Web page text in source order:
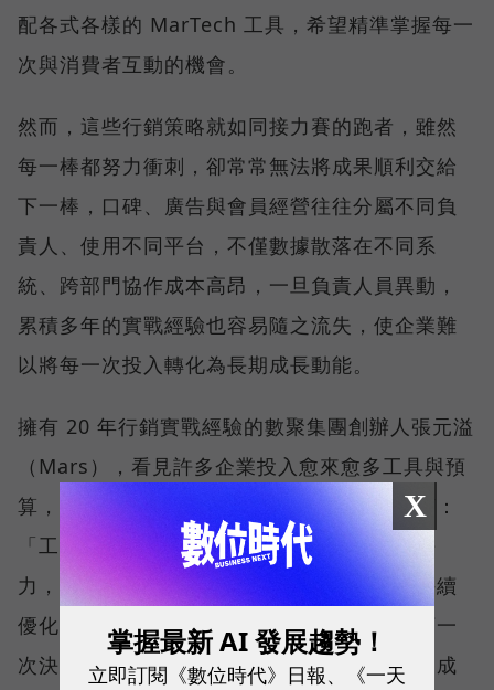
配各式各樣的 MarTech 工具，希望精準掌握每一
次與消費者互動的機會。
然而，這些行銷策略就如同接力賽的跑者，雖然
每一棒都努力衝刺，卻常常無法將成果順利交給
下一棒，口碑、廣告與會員經營往往分屬不同負
責人、使用不同平台，不僅數據散落在不同系
統、跨部門協作成本高昂，一旦負責人員異動，
累積多年的實戰經驗也容易隨之流失，使企業難
以將每一次投入轉化為長期成長動能。
擁有 20 年行銷實戰經驗的數聚集團創辦人張元溢
（Mars），看見許多企業投入愈來愈多工具與預
算，卻始終無法累積真正的成長資產。他直言：
「工具越多，不表示結果越好。」真正的競爭
力，在於建立一套能整合數據、沉澱經驗並持續
優化的成長機制，讓每一次行銷投入都成為下一
次決策的養分，形成能不斷學習、自我進化的成
X
掌握最新 AI 發展趨勢！
立即訂閱《數位時代》日報、《一天